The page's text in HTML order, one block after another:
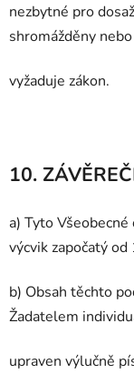
nezbytné pro
shromážděny
vyžaduje zákon.
10.
a) Tyto
výcvik započatý
b) Obsah těchto
Žadatelem
upraven výlučně